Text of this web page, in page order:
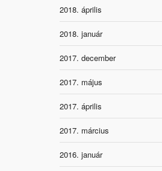
2018. április
2018. január
2017. december
2017. május
2017. április
2017. március
2016. január